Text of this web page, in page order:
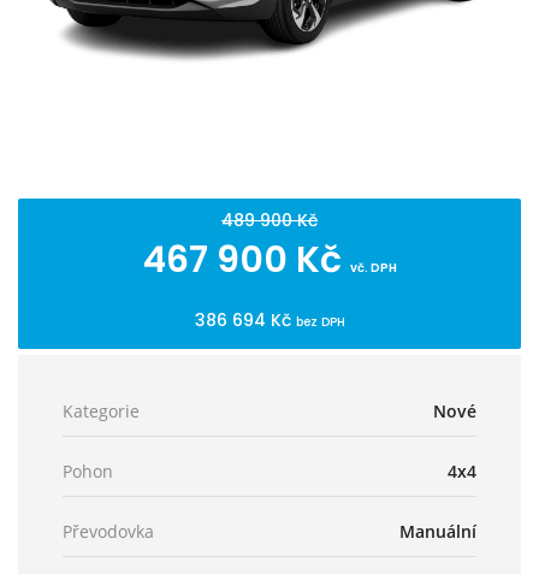
489 900 Kč
467 900 Kč vč. DPH
386 694 Kč bez DPH
Kategorie Nové
Pohon 4x4
Převodovka Manuální